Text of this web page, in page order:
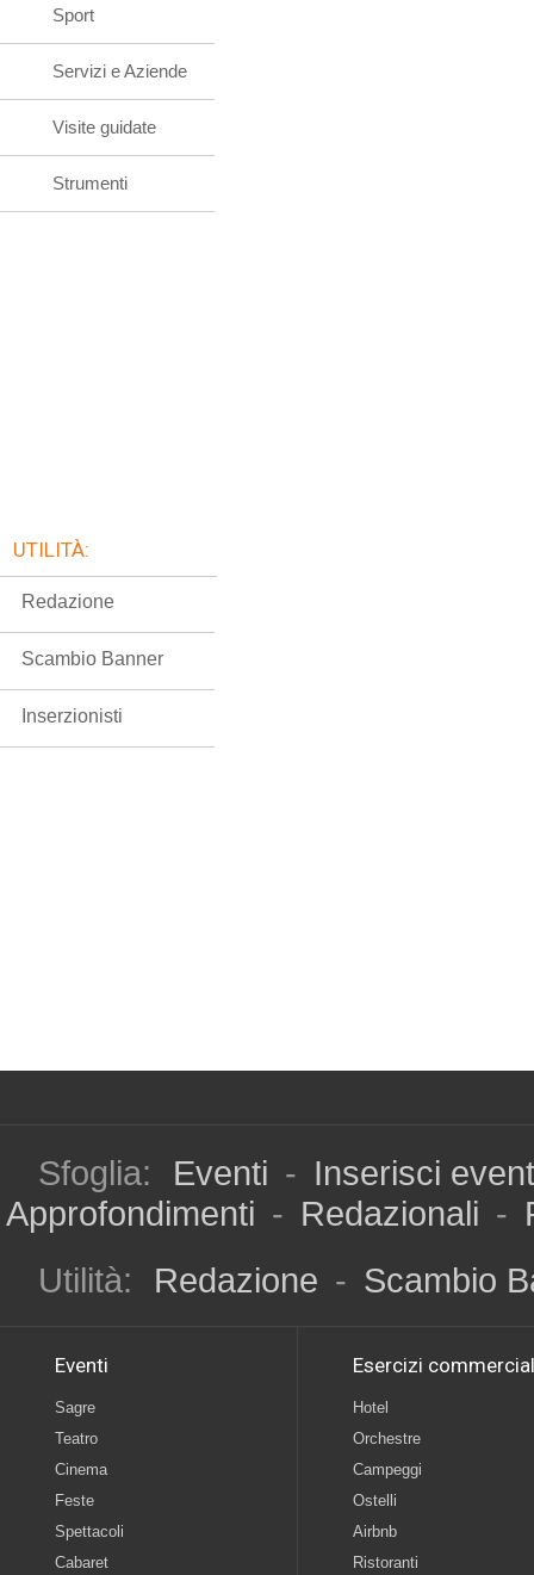
Sport
Servizi e Aziende
Visite guidate
Strumenti
UTILITÀ:
Redazione
Scambio Banner
Inserzionisti
Sfoglia: Eventi - Inserisci
Approfondimenti - Redazionali -
Utilità:
Redazione - Scambio
Eventi
Sagre
Teatro
Cinema
Feste
Spettacoli
Cabaret
Esercizi
Hotel
Orchestre
Campeggi
Ostelli
Airbnb
Ristoranti